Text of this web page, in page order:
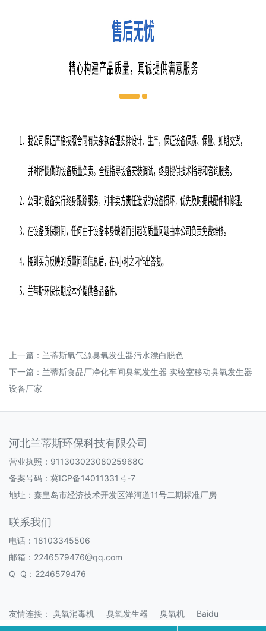
上一篇： 兰蒂斯氧气源臭氧发生器污水漂白脱色
下一篇： 兰蒂斯食品厂净化车间臭氧发生器 实验室移动臭氧发生器
设备厂家
河北兰蒂斯环保科技有限公司
营业执照：91130302308025968C
备案号码： 冀ICP备14011331号-7
地址：秦皇岛市经济技术开发区洋河道11号二期标准厂房
联系我们
电话：18103345506
邮箱：2246579476@qq.com
Q Q：2246579476
友情连接： 臭氧消毒机 臭氧发生器 臭氧机 Baidu